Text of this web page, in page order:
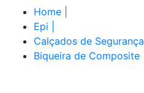
Home
Epi
Calçados de Segurança
Biqueira de Composite